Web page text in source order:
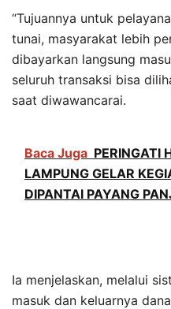
“Tujuannya untuk
tunai, masyarakat lebih
dibayarkan langsung
seluruh transaksi bisa
saat diwawancarai.
Baca Juga PERINGATI
LAMPUNG GELAR
DIPANTAI PAYANG
Ia menjelaskan, melalui
masuk dan keluarnya